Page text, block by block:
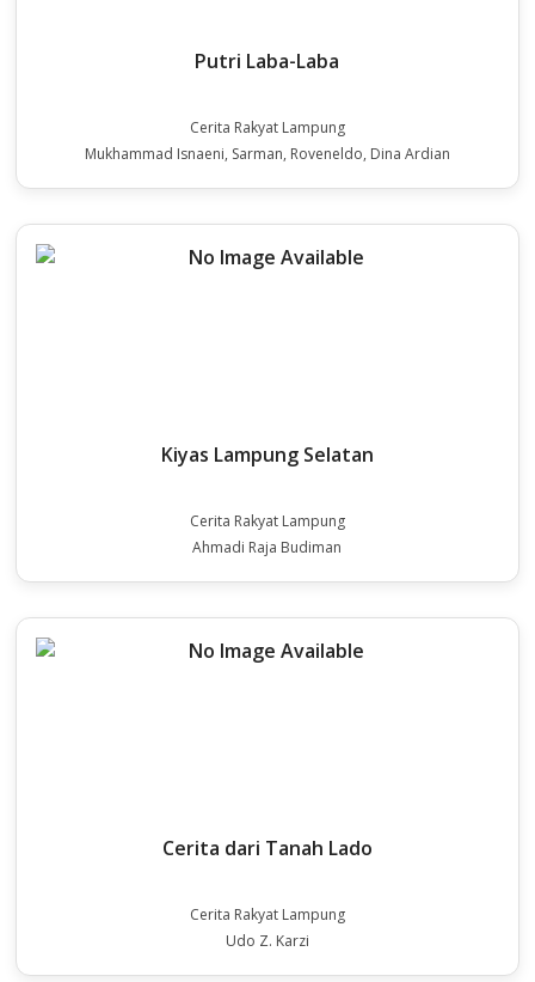
Putri Laba-Laba
Cerita Rakyat Lampung
Mukhammad Isnaeni, Sarman, Roveneldo, Dina Ardian
Kiyas Lampung Selatan
Cerita Rakyat Lampung
Ahmadi Raja Budiman
Cerita dari Tanah Lado
Cerita Rakyat Lampung
Udo Z. Karzi